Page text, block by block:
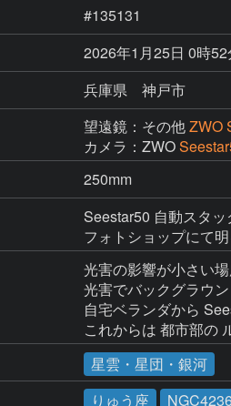
#135131
2026年1月25日 0時
兵庫県 神戸市
望遠鏡：その他ZWO
カメラ：ZWO
250mm
Seestar50 自動スタ
光害の影響が小さい
光害でバックグラウ
自宅ベランダから
星雲・星団・銀河
りゅう座